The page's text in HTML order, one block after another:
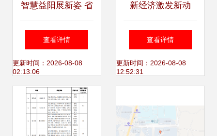
智慧益阳展新姿 省
长许达哲率队考察
智慧益阳教育创新
实践
查看详情
更新时间：2026-08-08
02:13:06
新经济激发新动
能，你一定体会过
这些企业带来的服
询业的崛起与实践
查看详情
更新时间：2026-08-08
12:52:31